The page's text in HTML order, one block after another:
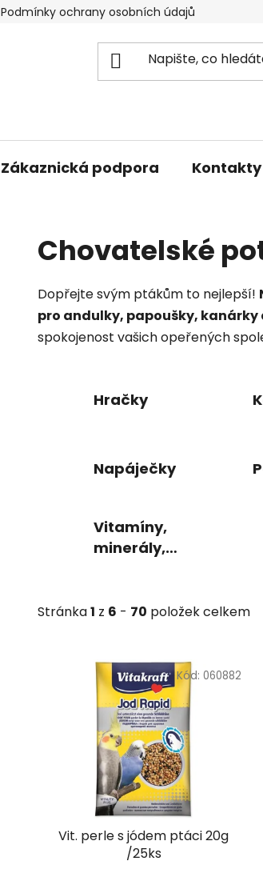
Podmínky ochrany osobních údajů
Zákaznická podpora Kontakty
Chovatelské
Dopřejte svým ptákům to nejlepší!
pro andulky, papoušky,
spokojenost vašich opeřených
Hračky
Napáječky
Vitamíny,
minerály,
Stránka1 z 6 - 70 položek celkem
Vit. perle s jódem ptáci 20g
/25ks
Kód: 060882